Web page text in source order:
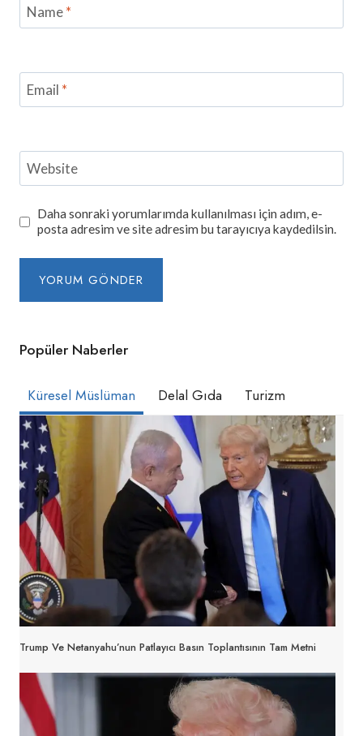
Name*
Email *
Website
Daha sonraki yorumlarımda kullanılması için adım, e-
posta adresim ve site adresim bu tarayıcıya kaydedilsin.
Popüler Naberler
Küresel Müslüman Delal Gıda Turizm
Trump Ve Netanyahu’nun Patlayıcı Basın Toplantısının Tam Metni